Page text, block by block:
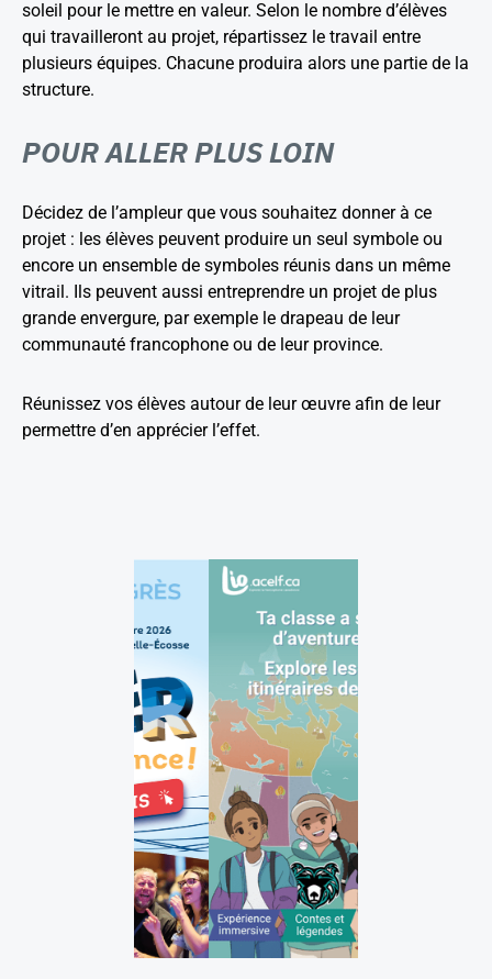
soleil pour le mettre en valeur. Selon le nombre d’élèves
qui travailleront au projet, répartissez le travail entre
plusieurs équipes. Chacune produira alors une partie de la
structure.
POUR ALLER PLUS LOIN
Décidez de l’ampleur que vous souhaitez donner à ce
projet : les élèves peuvent produire un seul symbole ou
encore un ensemble de symboles réunis dans un même
vitrail. Ils peuvent aussi entreprendre un projet de plus
grande envergure, par exemple le drapeau de leur
communauté francophone ou de leur province.
Réunissez vos élèves autour de leur œuvre afin de leur
permettre d’en apprécier l’effet.